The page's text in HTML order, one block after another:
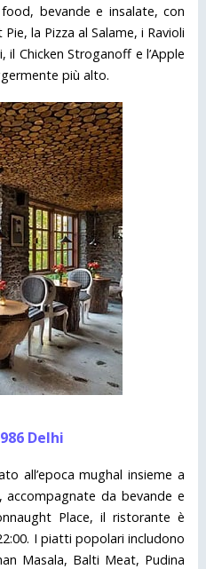
bevande e insalate, con
la Pizza al Salame, i Ravioli
il Chicken Stroganoff e l’Apple
più alto.
Delhi
all’epoca mughal insieme a
accompagnate da bevande e
Place, il ristorante è
I piatti popolari includono
Masala, Balti Meat, Pudina